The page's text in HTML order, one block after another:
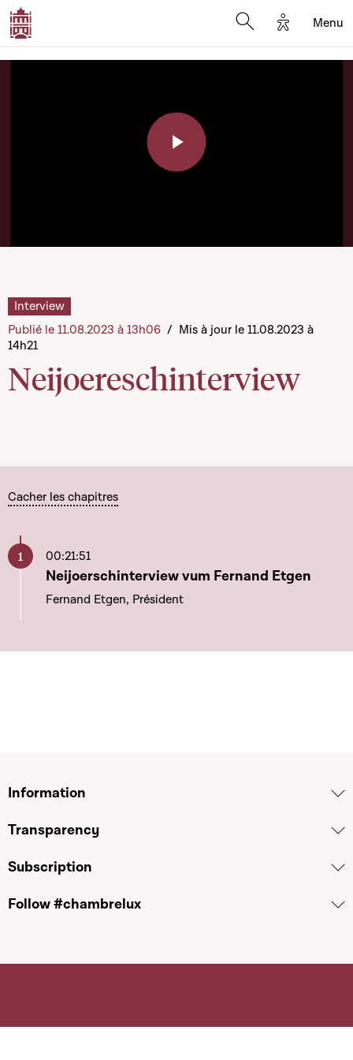
Options
Menu
Play
Neijoereschinterview
Interview
Publié le 11.08.2023 à 13h06 / Mis à jour le 11.08.2023 à
14h21
Cacher les chapitres
00:21:51
Aller à ce chapitre
Neijoerschinterview vum Fernand Etgen
Fernand Etgen, Président
Information
Transparency
Subscription
Follow #chambrelux